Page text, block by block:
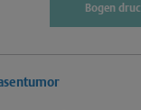
Bogen